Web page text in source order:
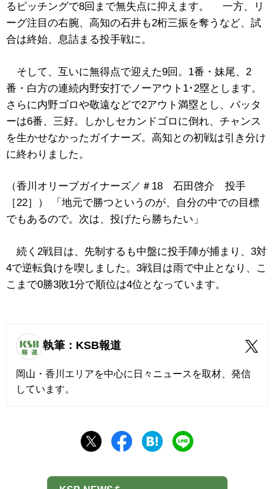
るピッチングで8回まで無失点に抑えます。 一方、リ
ーグ注目の右腕、高知の石井も2桁三振を奪うなど、試
合は終始、息詰まる投手戦に。
そして、互いに無得点で迎えた9回。1番・妹尾、2
番・白方の連続内野安打でノーアウト1･2塁とします。
さらに内野ゴロや敬遠などで2アウト満塁とし、バッタ
ーは6番、三好。しかしセカンドゴロに倒れ、チャンス
を生かせなかったガイナーズ。高知との初戦は引き分け
に終わりました。
（香川オリーブガイナーズ／＃18 石田啓介 投手
［22］） 「地元で勝つというのが、自分の中での目標
でもあるので。次は、投げたら勝ちたい」
続く2戦目は、先制するも中盤に投手陣が捕まり、3対
4で逆転負けを喫しました。3戦目は雨で中止となり、こ
こまで0勝3敗1分で順位は4位となっています。
執筆：KSB報道
岡山・香川エリアを中心に日々ニュースを取材、発信
しています。